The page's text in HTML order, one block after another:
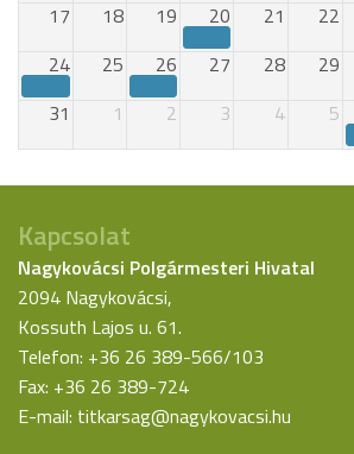
17
18 19 20 21 22
24
25 26 27 28 29
31
1 2 3 4 5
Kapcsolat
Nagykovácsi Polgármesteri Hivatal
2094 Nagykovácsi,
Kossuth Lajos u. 61.
Telefon: +36 26 389-566/103
Fax: +36 26 389-724
E-mail: titkarsag@nagykovacsi.hu